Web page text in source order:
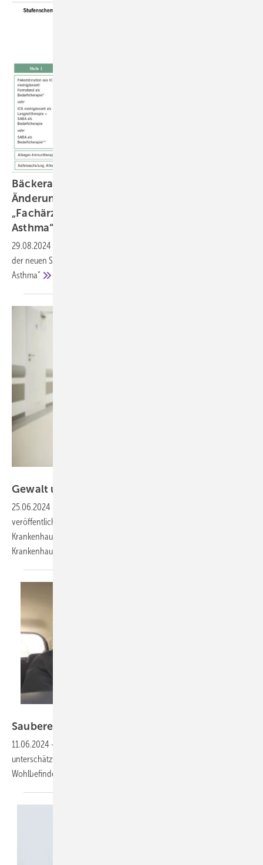
Bäckerasthma in Zeiten gesetzlicher
Änderungen und der neuen S2k- Leitlinie
„Fachärztliche Diagnostik und Therapie von
Asthma“
29.08.2024
der neuen S2k-Leitlinie „Fachärztliche Diagnostik und Therapie von
Asthma“
Gewalt und Gewaltprävention im
25.06.2024
veröffentlicht einen Leitfaden zur Prävention von Gewalt im
Krankenhausumfeld. Die zentrale Aussage ist deutlich: Gewalt hat im
Krankenhaus keinen
Saubere Luft im
11.06.2024 -
unterschätzt. Dabei ist sie essenziell für die Gesundheit und das
Wohlbefinden der